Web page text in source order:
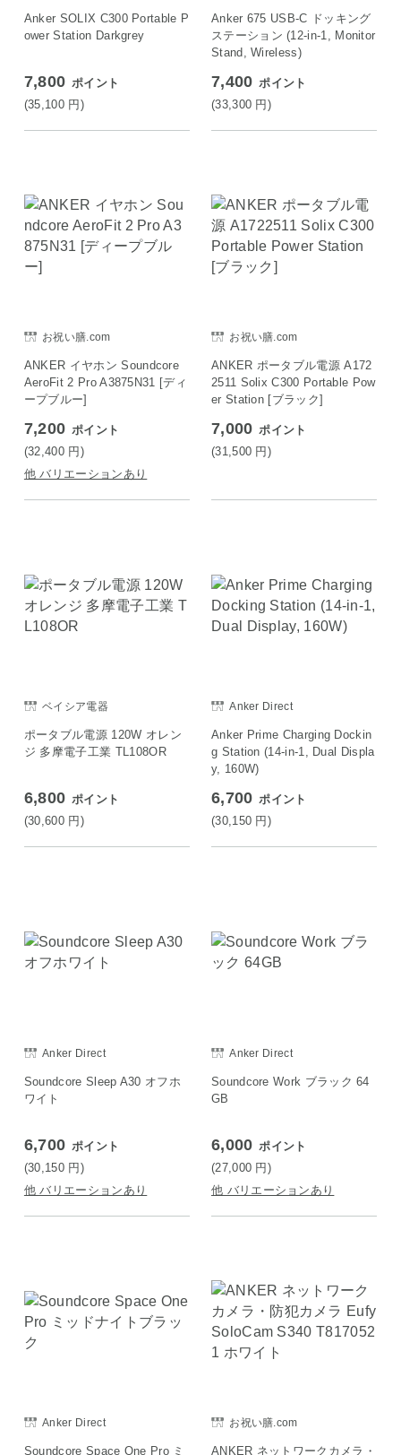
Anker SOLIX C300 Portable P
ower Station Darkgrey
7,800 ポイント
(35,100 円)
Anker 675 USB-C ドッキング
ステーション (12-in-1, Monitor
Stand, Wireless)
7,400 ポイント
(33,300 円)
お祝い膳.com
ANKER イヤホン Soundcore
AeroFit 2 Pro A3875N31 [ディ
ープブルー]
7,200 ポイント
(32,400 円)
他 バリエーションあり
お祝い膳.com
ANKER ポータブル電源 A172
2511 Solix C300 Portable Pow
er Station [ブラック]
7,000 ポイント
(31,500 円)
ベイシア電器
ポータブル電源 120W オレン
ジ 多摩電子工業 TL108OR
6,800 ポイント
(30,600 円)
Anker Direct
Anker Prime Charging Dockin
g Station (14-in-1, Dual Displa
y, 160W)
6,700 ポイント
(30,150 円)
Anker Direct
Soundcore Sleep A30 オフホ
ワイト
6,700 ポイント
(30,150 円)
他 バリエーションあり
Anker Direct
Soundcore Work ブラック 64
GB
6,000 ポイント
(27,000 円)
他 バリエーションあり
Anker Direct
Soundcore Space One Pro ミ
お祝い膳.com
ANKER ネットワークカメラ・